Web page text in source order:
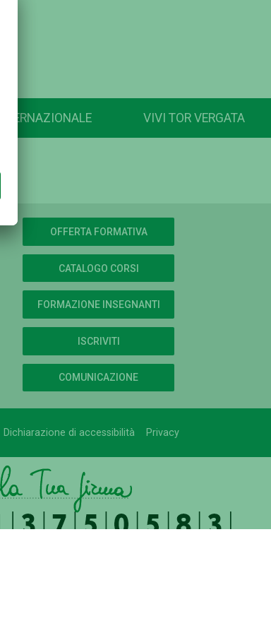
INTERNAZIONALE VIVI TOR VERGATA
OFFERTA FORMATIVA
CATALOGO CORSI
FORMAZIONE INSEGNANTI
ISCRIVITI
COMUNICAZIONE
Dichiarazione di accessibilità Privacy